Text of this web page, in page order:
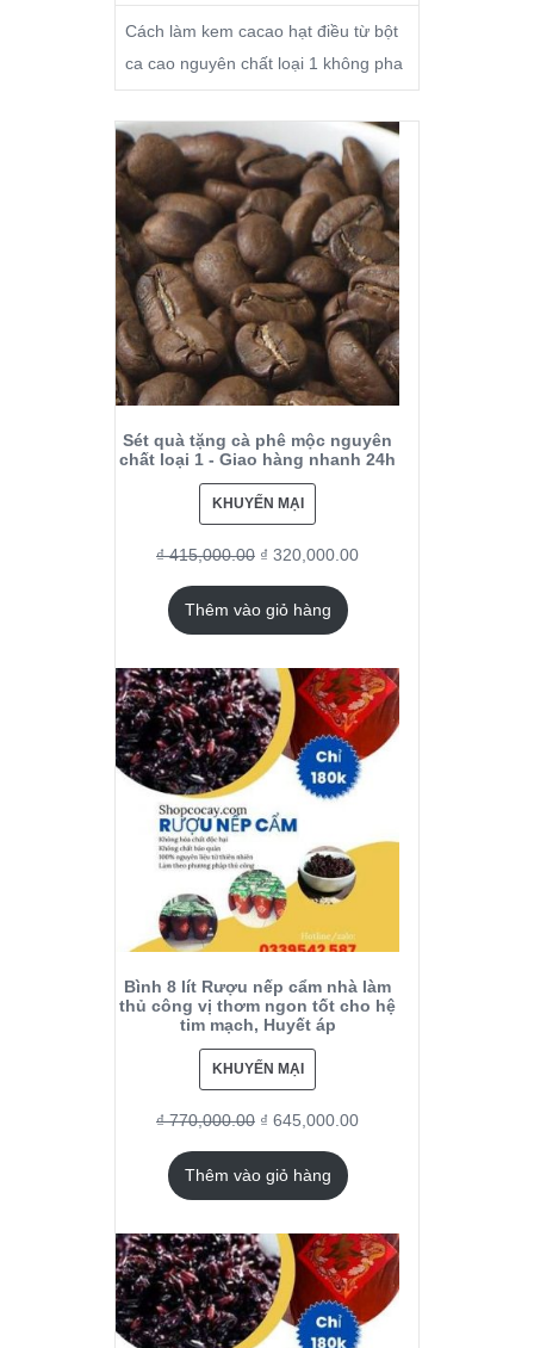
Cách làm kem cacao hạt điều từ bột
ca cao nguyên chất loại 1 không pha
Sét quà tặng cà phê mộc nguyên
chất loại 1 - Giao hàng nhanh 24h
KHUYẾN MẠI
₫415,000.00 ₫ 320,000.00
Thêm vào giỏ hàng
Bình 8 lít Rượu nếp cẩm nhà làm
thủ công vị thơm ngon tốt cho hệ
tim mạch, Huyết áp
KHUYẾN MẠI
₫770,000.00 ₫ 645,000.00
Thêm vào giỏ hàng